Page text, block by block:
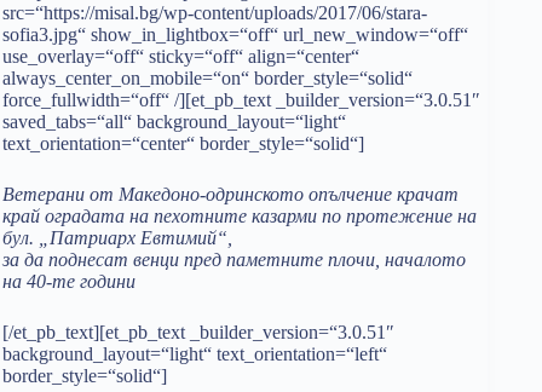
src=“https://misal.bg/wp-content/uploads/2017/06/stara-
sofia3.jpg“ show_in_lightbox=“off“ url_new_window=“off“
use_overlay=“off“ sticky=“off“ align=“center“
always_center_on_mobile=“on“ border_style=“solid“
force_fullwidth=“off“ /][et_pb_text _builder_version=“3.0.51″
saved_tabs=“all“ background_layout=“light“
text_orientation=“center“ border_style=“solid“]
Ветерани от Македоно-одринското опълчение крачат
край оградата на пехотните казарми по протежение на
бул. „Патриарх Евтимий“,
за да поднесат венци пред паметните плочи, началото
на 40-те години
[/et_pb_text][et_pb_text _builder_version=“3.0.51″
background_layout=“light“ text_orientation=“left“
border_style=“solid“]